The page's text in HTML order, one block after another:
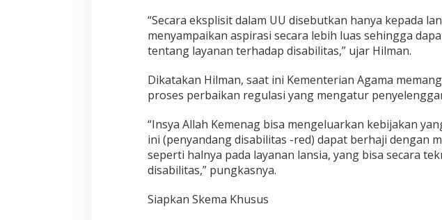
“Secara eksplisit dalam UU disebutkan hanya kepada
menyampaikan aspirasi secara lebih luas sehingga
tentang layanan terhadap disabilitas,” ujar Hilman.
Dikatakan Hilman, saat ini Kementerian Agama
proses perbaikan regulasi yang mengatur
“Insya Allah Kemenag bisa mengeluarkan kebijakan
ini (penyandang disabilitas -red) dapat berhaji dengan
seperti halnya pada layanan lansia, yang bisa secara
disabilitas,” pungkasnya.
Siapkan Skema Khusus